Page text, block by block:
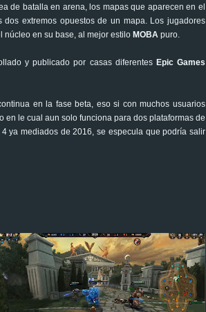
de batalla en arena, los mapas que aparecen en el
extremos opuestos de un mapa. Los jugadores
núcleo en su base, al mejor estilo MOBA puro.
y publicado por casas diferentes Epic Games
en la fase beta, eso si con muchos usuarios
le cual aun solo funciona para dos plataformas de
ya mediados de 2016, se especula que podría salir